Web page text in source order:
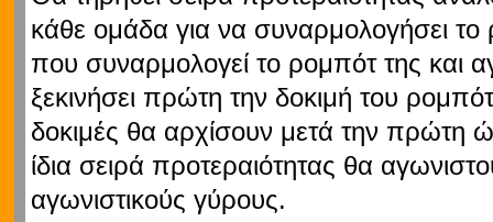
κάθε ομάδα για να συναρμολογήσει
που συναρμολογεί το ρομπότ της και
ξεκινήσει πρώτη την δοκιμή του
δοκιμές θα αρχίσουν μετά την
ίδια σειρά προτεραιότητας θα
αγωνιστικούς γύρους.